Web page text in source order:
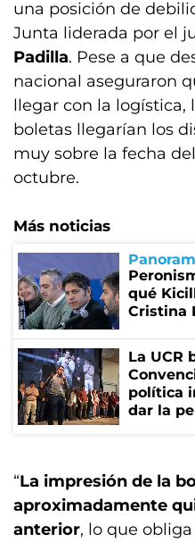
una posición de
Junta liderada por el
Padilla. Pese a que
nacional aseguraron
llegar con la logística,
boletas llegarían los
muy sobre la fecha
octubre.
Más noticias
qué
Cristina
La UCR
política
dar la
“La impresión de la
aproximadamente
anterior, lo que